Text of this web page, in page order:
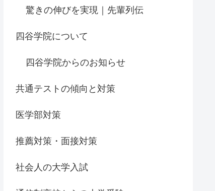
驚きの伸びを実現｜先輩列伝
四谷学院について
四谷学院からのお知らせ
共通テストの傾向と対策
医学部対策
推薦対策・面接対策
社会人の大学入試